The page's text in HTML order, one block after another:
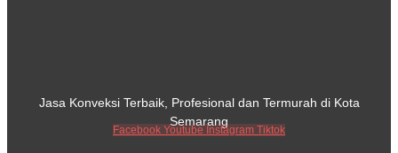
Jasa Konveksi Terbaik, Profesional dan Termurah di Kota
Semarang
Facebook Youtube Instagram Tiktok